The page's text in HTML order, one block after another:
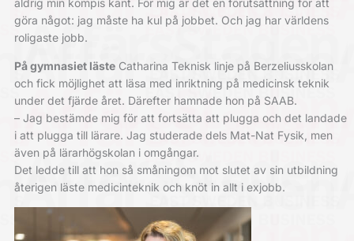
aldrig min kompis känt. För mig är det en förut­sättning för att
göra något: jag måste ha kul på jobbet. Och jag har världens
roligaste jobb.
På gymnasiet lästeCatharina Teknisk linje på Berzelius­skolan
och fick möjlighet att läsa med inriktning på medicinsk teknik
under det fjärde året. Därefter hamnade hon på SAAB.
– Jag bestämde mig för att fortsätta att plugga och det landade
i att plugga till lärare. Jag studerade dels Mat-Nat Fysik, men
även på lärarhögskolan i omgångar.
Det ledde till att hon så småningom mot slutet av sin utbildning
återigen läste medicinteknik och knöt in allt i exjobb.